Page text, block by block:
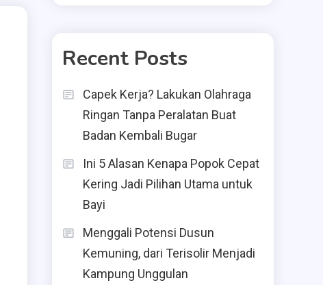
Recent Posts
Capek Kerja? Lakukan Olahraga
Ringan Tanpa Peralatan Buat
Badan Kembali Bugar
Ini 5 Alasan Kenapa Popok Cepat
Kering Jadi Pilihan Utama untuk
Bayi
Menggali Potensi Dusun
Kemuning, dari Terisolir Menjadi
Kampung Unggulan